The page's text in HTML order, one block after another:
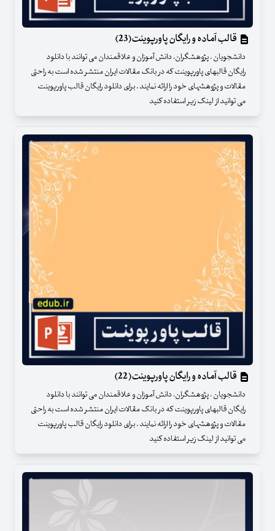
قالب آماده و رایگان پاورپوینت(23)
دانشجویان ، پژوهشگران، دانش آموزان و علاقمندان می توانند با دانلود
رایگان قالبهای پاورپوینت که در بانک مقالات ایران منتشر شده است به راحتی
مقالات و پژوهشهای خود را ارائه نمایند . برای دانلود رایگان قالب پاورپوینت
می توانید از لینک زیر استفاده کنید
قالب آماده و رایگان پاورپوینت(22)
دانشجویان ، پژوهشگران، دانش آموزان و علاقمندان می توانند با دانلود
رایگان قالبهای پاورپوینت که در بانک مقالات ایران منتشر شده است به راحتی
مقالات و پژوهشهای خود را ارائه نمایند . برای دانلود رایگان قالب پاورپوینت
می توانید از لینک زیر استفاده کنید